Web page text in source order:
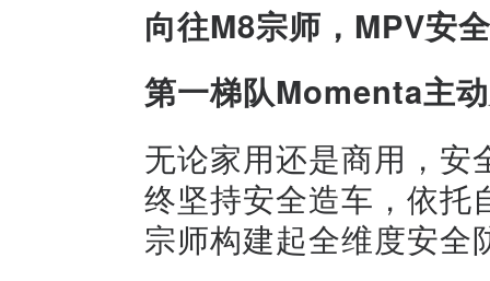
向往M8宗师，MPV安
第一梯队Momenta主
无论家用还是商用，安
终坚持安全造车，依托
宗师构建起全维度安全